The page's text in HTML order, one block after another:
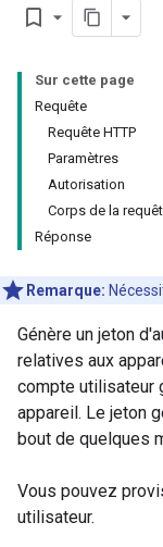
bookmark_border
Sur cette page
Requête
Requête HTTP
Paramètres
Autorisation
Corps de la
Réponse
Remarque:
Génère un jeton
relatives aux
compte utilisateur
appareil. Le jeton
bout de quelques
Vous pouvez
utilisateur.